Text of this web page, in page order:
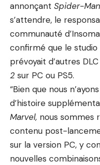
annonçant Spider-
s’attendre, le
communauté
confirmé que le
prévoyait d’autres
2 sur PC ou PS5.
“Bien que nous
d’histoire
Marvel, nous sommes
contenu post-
sur la version PC, y
nouvelles